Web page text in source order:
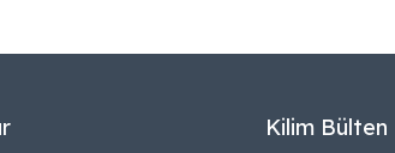
Kilim Bülten